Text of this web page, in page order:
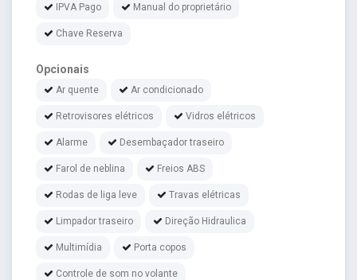
IPVA Pago Manual do proprietário
Chave Reserva
Opcionais
Ar quente Ar condicionado
Retrovisores elétricos Vidros elétricos
Alarme Desembaçador traseiro
Farol de neblina Freios ABS
Rodas de liga leve Travas elétricas
Limpador traseiro Direção Hidraulica
Multimídia Porta copos
Controle de som no volante